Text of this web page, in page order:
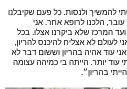
להמשיך ולנסות. כל פעם שקיבלנו
הלכנו לרופא אחר. אני
המרכז שלא ביקרנו אצלו. בכל
לעולם לא אצליח להיכנס להריון,
עוד אהיה בהריון וששום דבר לא
עוד יותר. הייתה בי כמיהה עצומה
בהריון״.